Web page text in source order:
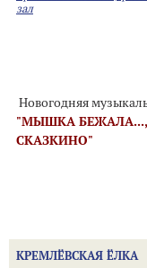
зал
Новогодняя
"МЫШКА
СКАЗКИНО"
КРЕМЛЁВСКАЯ ЁЛКА